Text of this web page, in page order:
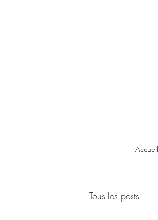
Accueil
Tous les posts